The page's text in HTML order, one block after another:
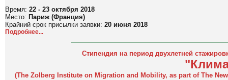
Время: 22 - 23 октября 2018
Место: Париж (Франция)
Крайний срок присылки заявки: 20 июня 2018
Подробнее...
Стипендия на период двухлетней
(The Zolberg Institute on Migration and Mobility, as part of The